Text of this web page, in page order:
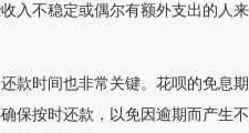
入不稳定或偶尔有额外支出的人
款时间也非常关键。花呗的免息
保按时还款，以免因逾期而产生